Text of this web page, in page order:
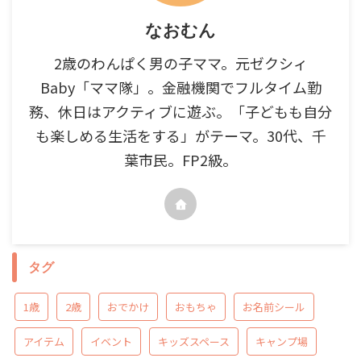
なおむん
2歳のわんぱく男の子ママ。元ゼクシィ
Baby「ママ隊」。金融機関でフルタイム勤
務、休日はアクティブに遊ぶ。「子どもも自分
も楽しめる生活をする」がテーマ。30代、千
葉市民。FP2級。
タグ
1歳 2歳 おでかけ おもちゃ お名前シール
アイテム イベント キッズスペース キャンプ場